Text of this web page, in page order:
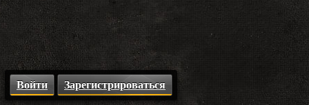
Войти Зарегистрироваться